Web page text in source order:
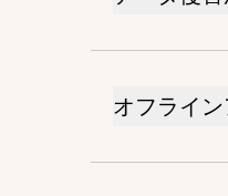
オフライ